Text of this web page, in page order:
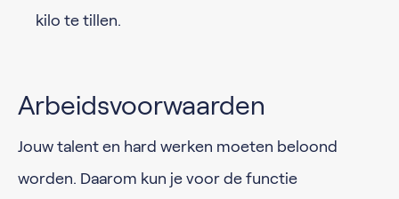
kilo te tillen.
Arbeidsvoorwaarden
Jouw talent en hard werken moeten beloond
worden. Daarom kun je voor de functie